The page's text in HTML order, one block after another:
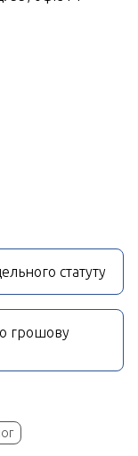
статуту
грошову